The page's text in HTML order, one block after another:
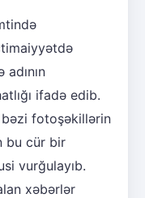
ifadə edib.
bəzi fotoşəkillərin
bu cür bir
vurğulayıb.
xəbərlər